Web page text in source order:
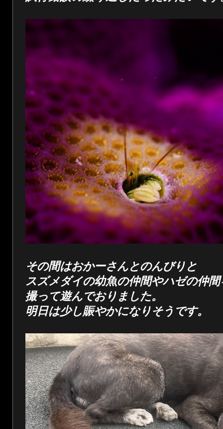
その間はおかーさんとのんびりと
スズメダイの幼魚の仲間やハゼの仲間
撮って遊んでおりました。
明日は少し賑やかになりそうです。